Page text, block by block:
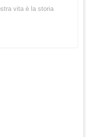
vita è la storia